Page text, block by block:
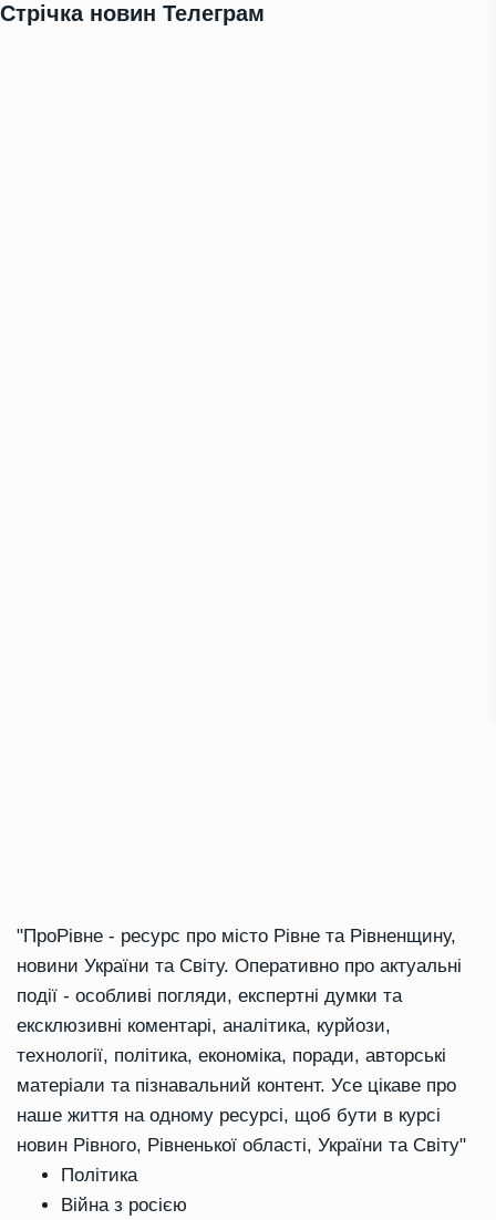
Стрічка новин Телеграм
"ПроРівне - ресурс про місто Рівне та Рівненщину,
новини України та Світу. Оперативно про актуальні
події - особливі погляди, експертні думки та
ексклюзивні коментарі, аналітика, курйози,
технології, політика, економіка, поради, авторські
матеріали та пізнавальний контент. Усе цікаве про
наше життя на одному ресурсі, щоб бути в курсі
новин Рівного, Рівненької області, України та Світу"
Політика
Війна з росією